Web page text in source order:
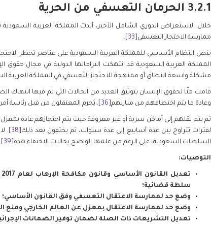
3.2.1 الحرمان التعسفي من الحرية
خلال الاستعراض الدوري الشامل الأخير، أيدت المملكة العربية
ممارسة الاحتجاز التعسفي [33]
.
ينص النظام الأساسي للمملكة العربية السعودية على عناصر تحظر
مشكلة واسعة النطاق أو ممنهجة للاحتجاز التعسفي في المملكة العربية
قامت منّا لحقوق الإنسان بتوثيق العديد من الحالات التي تم فيها انتهاك
وعادة ما يتم اختطافهم من منازلهم[36] . يُحرم المعتقلون من قبل رئاسة
ثم يتم نقلهم إلى أماكن سرية أو غير معروفة حيث يتم احتجازهم عادة
لفترات تتراوح بين عدة أسابيع إلى عدة سنوات، ثم يختفون بعد ذلك [38]
.
السلطات السعودية، على الرغم من علمها الواضح بحالات الاختفاء هذه [39]
.
التوصيات:
سلطة قضائية؛
وضع حد لممارسة الاعتقال التعسفي وفق القانون الأساسي؛
وضع حد لممارسة الاعتقال بمعزل عن العالم الخارجي ومنع
تعديل التشريعات ذات الصلة لضمان توفير الضمانات